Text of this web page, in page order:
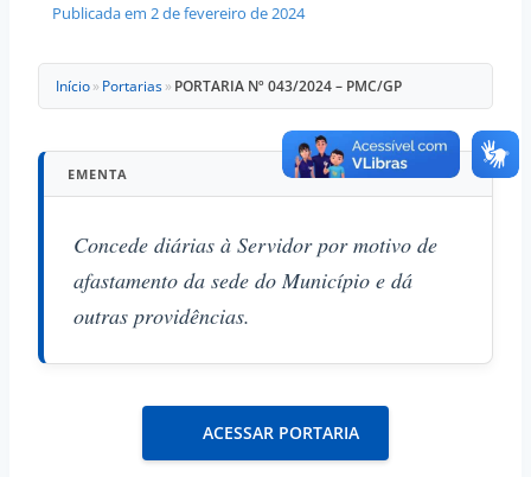
Publicada em 2 de fevereiro de 2024
Início» Portarias» PORTARIA Nº 043/2024 – PMC/GP
EMENTA
Concede diárias à Servidor por motivo de
afastamento da sede do Município e dá
outras providências.
ACESSAR PORTARIA